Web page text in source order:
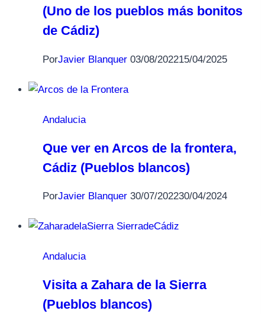
(Uno de los pueblos más bonitos
de Cádiz)
PorJavier Blanquer 03/08/202215/04/2025
Andalucia
Que ver en Arcos de la frontera,
Cádiz (Pueblos blancos)
PorJavier Blanquer 30/07/202230/04/2024
Andalucia
Visita a Zahara de la Sierra
(Pueblos blancos)